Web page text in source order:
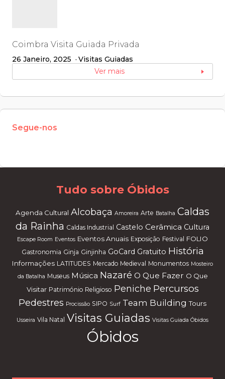
Coimbra Visita Guiada Privada
26 Janeiro, 2025
Visitas Guiadas
Ver mais
Segue-nos
en
Tudo sobre Óbidos
Agenda Cultural Alcobaça Amoreira Arte Batalha Caldas
da Rainha Caldas Industrial Castelo Cerâmica Cultura
Escape Room Eventos Eventos Anuais Exposição Festival FOLIO
Gastronomia Ginja Ginjinha GoCard Gratuito História
Informações LATITUDES Mercado Medieval Monumentos Mosteiro
da Batalha Museus Música Nazaré O Que Fazer O Que
Visitar Património Religioso Peniche Percursos
Pedestres Procissão SIPO Surf Team Building Tours
Usseira Vila Natal Visitas Guiadas Visitas Guiada Óbidos
Óbidos